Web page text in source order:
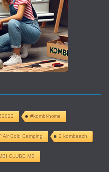
#kombi-home
Air Cold Camping 2 kombeach
CLUBE MS